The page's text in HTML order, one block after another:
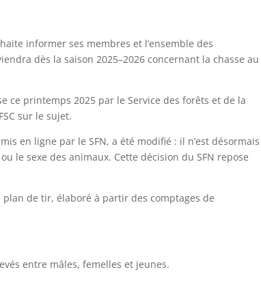
informer ses membres et l’ensemble des
dès la saison 2025–2026 concernant la chasse au
ce printemps 2025 par le Service des forêts et de la
sur le sujet.
en ligne par le SFN, a été modifié : il n’est désormais
le sexe des animaux. Cette décision du SFN repose
de tir, élaboré à partir des comptages de
entre mâles, femelles et jeunes.